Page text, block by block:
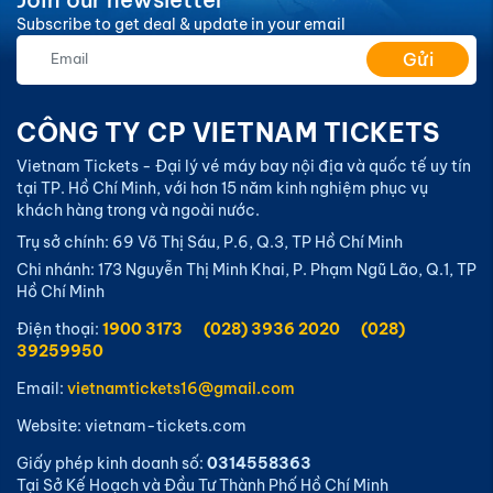
cao”, hãng hàng không Vietnam Airlines nổi bật và
gây ấn tượng với đội ngũ tiếp viên chuyên nghiệp
trong hình ảnh tà áo dài truyền thống, không kém phần
năng động tươi trẻ đầy nhiệt huyết.
Subscribe to get deal & update in your email
Gửi
CÔNG TY CP VIETNAM TICKETS
Vietnam Tickets - Đại lý vé máy bay nội địa và quốc tế uy tín
tại TP. Hồ Chí Minh, với hơn 15 năm kinh nghiệm phục vụ
khách hàng trong và ngoài nước.
Trụ sở chính: 69 Võ Thị Sáu, P.6, Q.3, TP Hồ Chí Minh
Chi nhánh: 173 Nguyễn Thị Minh Khai, P. Phạm Ngũ Lão, Q.1, TP
Hồ Chí Minh
Điện thoại: 1900 3173 (028) 3936 2020
(028)
39259950
Email: vietnamtickets16@gmail.com
Website: vietnam-tickets.com
Giấy phép kinh doanh số: 0314558363
Tại Sở Kế Hoạch và Đầu Tư Thành Phố Hồ Chí Minh